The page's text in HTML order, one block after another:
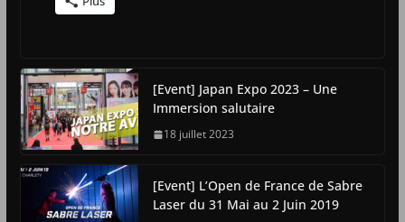
[Event] Japan Expo 2023 – Une
Immersion salutaire
18 juillet 2023
[Event] L’Open de France de Sabre
Laser du 31 Mai au 2 Juin 2019